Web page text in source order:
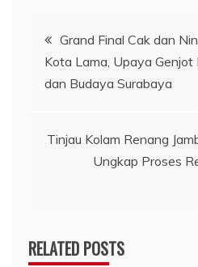
Navigasi
pos
Grand Final Cak dan
Kota Lama, Upaya
dan Budaya Surabaya
Tinjau Kolam Renang
Ungkap Proses
RELATED POSTS